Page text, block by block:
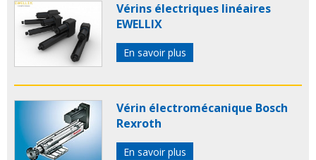
Vérins électriques linéaires
EWELLIX
En savoir plus
Vérin électromécanique Bosch
Rexroth
En savoir plus